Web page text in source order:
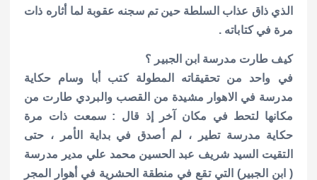
الذي ذاق عذاب السلطة حين تم سجنه عقوبة لما أثاره ذات
مرة في كتاباته .
كيف طارت مدرسة ابن الجبير ؟
في واحد من تحقيقاته المطولة كتب أبا وسام حكاية
مدرسة في الاهوار مشيدة من القصب والبردي طارت من
مكانها لتحط في مكان آخر إذ قال : سمعت ذات مرة
حكاية مدرسة تطير ، لم أصدق في بداية الأمر ، حتى
التقيت السيد شريف عبد الحسين محمد علي مدير مدرسة
( ابن الجبير) التي تقع في منطقة الحشرية في أهوار المجر